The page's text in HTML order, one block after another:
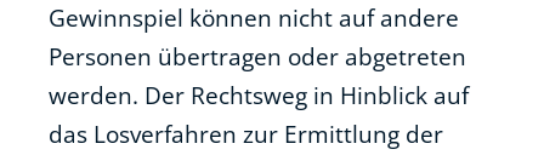
Gewinnspiel können nicht auf andere
Personen übertragen oder abgetreten
werden. Der Rechtsweg in Hinblick auf
das Losverfahren zur Ermittlung der